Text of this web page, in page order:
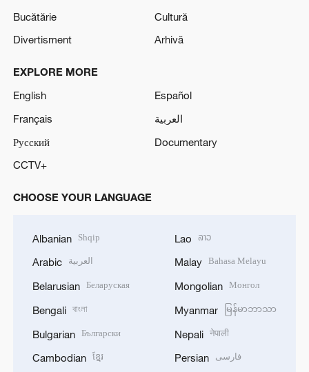
Bucătărie
Cultură
Divertisment
Arhivă
EXPLORE MORE
English
Español
Français
العربية
Русский
Documentary
CCTV+
CHOOSE YOUR LANGUAGE
Albanian Shqip
Arabic العربية
Belarusian Беларуская
Bengali বাংলা
Bulgarian Български
Cambodian ខ្មែរ
Lao ລາວ
Malay Bahasa Melayu
Mongolian Монгол
Myanmar မြန်မာဘာသာ
Nepali नेपाली
Persian فارسی